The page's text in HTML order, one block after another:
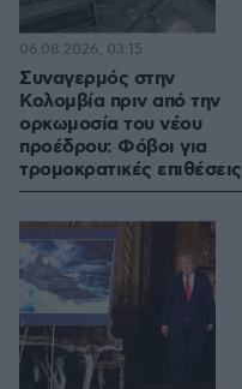
Συναγερμός στην
Κολομβία πριν από την
ορκωμοσία του νέου
προέδρου: Φόβοι για
τρομοκρατικές επιθέσεις
06.08.2026, 03:15